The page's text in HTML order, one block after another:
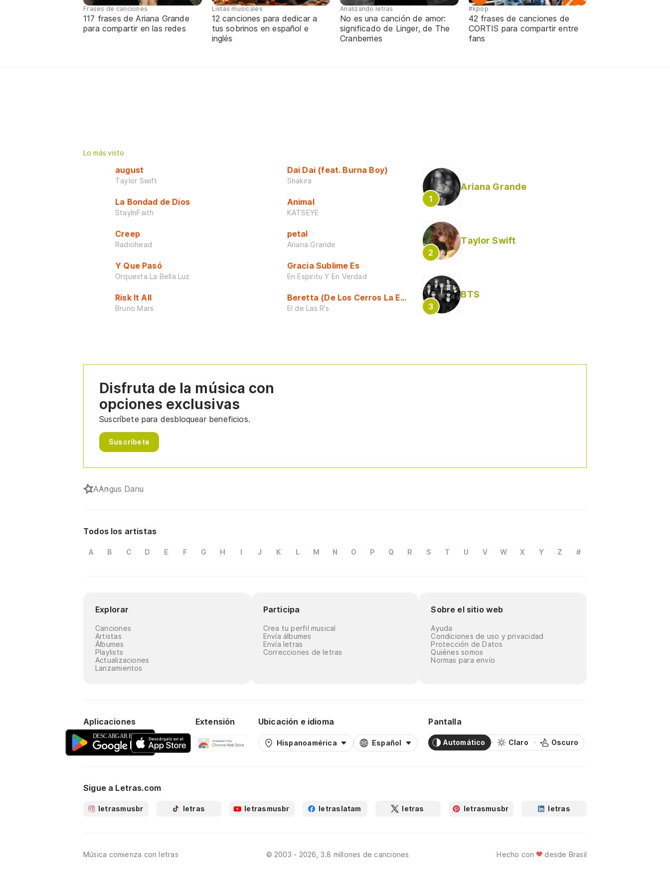
Frases de canciones
117 frases de Ariana Grande
para compartir en las redes
Listas musicales
12 canciones para dedicar a
tus sobrinos en español e
inglés
Analizando letras
No es una canción de amor:
significado de Linger, de The
Cranberries
#kpop
42 frases de canciones de
CORTIS para compartir entre
fans
Lo más visto
august
Taylor Swift
La Bondad de Dios
StayInFaith
Creep
Radiohead
Y Que Pasó
Orquesta La Bella Luz
Risk It All
Bruno Mars
Dai Dai (feat. Burna Boy)
Shakira
Animal
KATSEYE
petal
Ariana Grande
Gracia Sublime Es
En Espiritu Y En Verdad
Beretta (De Los Cerros La Escuela)
El de Las R's
Ariana Grande
Taylor Swift
BTS
Disfruta de la música con
opciones exclusivas
Suscríbete para desbloquear beneficios.
Suscríbete
AAngus Danu
Todos los artistas
A B C D E F G H I J K L M N O P Q R S T U V W X Y Z #
Explorar
Canciones
Artistas
Álbumes
Playlists
Actualizaciones
Lanzamientos
Participa
Crea tu perfil musical
Envía álbumes
Envía letras
Correcciones de letras
Sobre el sitio web
Ayuda
Condiciones de uso y privacidad
Protección de Datos
Quiénes somos
Normas para envío
Aplicaciones Extensión Ubicación e idioma
Hispanoamérica Español
Pantalla
Automático Claro Oscuro
Sigue a Letras.com
letrasmusbr letras letrasmusbr letraslatam letras letrasmusbr letras
Música comienza con letras © 2003 - 2026, 3.8 millones de canciones Hecho con desde Brasil